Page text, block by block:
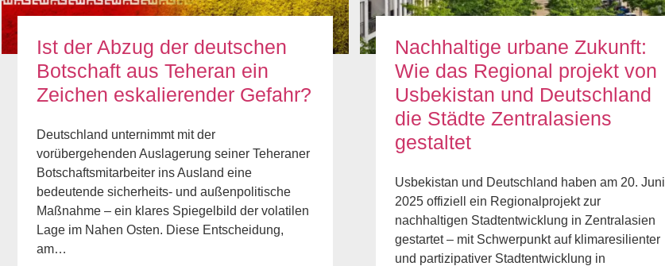
Ist der Abzug der deutschen
Botschaft aus Teheran ein
Zeichen eskalierender Gefahr?
Deutschland unternimmt mit der
vorübergehenden Auslagerung seiner Teheraner
Botschaftsmitarbeiter ins Ausland eine
bedeutende sicherheits- und außenpolitische
Maßnahme – ein klares Spiegelbild der volatilen
Lage im Nahen Osten. Diese Entscheidung,
am…
Nachhaltige urbane Zukunft:
Wie das Regional projekt von
Usbekistan und Deutschland
die Städte Zentralasiens
gestaltet
Usbekistan und Deutschland haben am 20. Juni
2025 offiziell ein Regionalprojekt zur
nachhaltigen Stadtentwicklung in Zentralasien
gestartet – mit Schwerpunkt auf klimaresilienter
und partizipativer Stadtentwicklung in